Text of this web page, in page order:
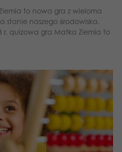
to nowa gra z wieloma
stanie naszego środowiska.
r. quizowa gra Matka Ziemia to